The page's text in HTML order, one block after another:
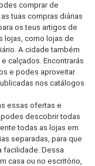
comprar de
tuas compras diárias
os teus artigos de
lojas, como lojas de
A cidade também
calçados. Encontrarás
e podes aproveitar
nos catálogos
essas ofertas e
descobrir todas
todas as lojas em
separadas, para que
facilidade. Dessa
casa ou no escritório,